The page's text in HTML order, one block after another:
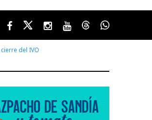
FacebookTwitterInstagramYoutubeThreadsWhatsApp
del IVO